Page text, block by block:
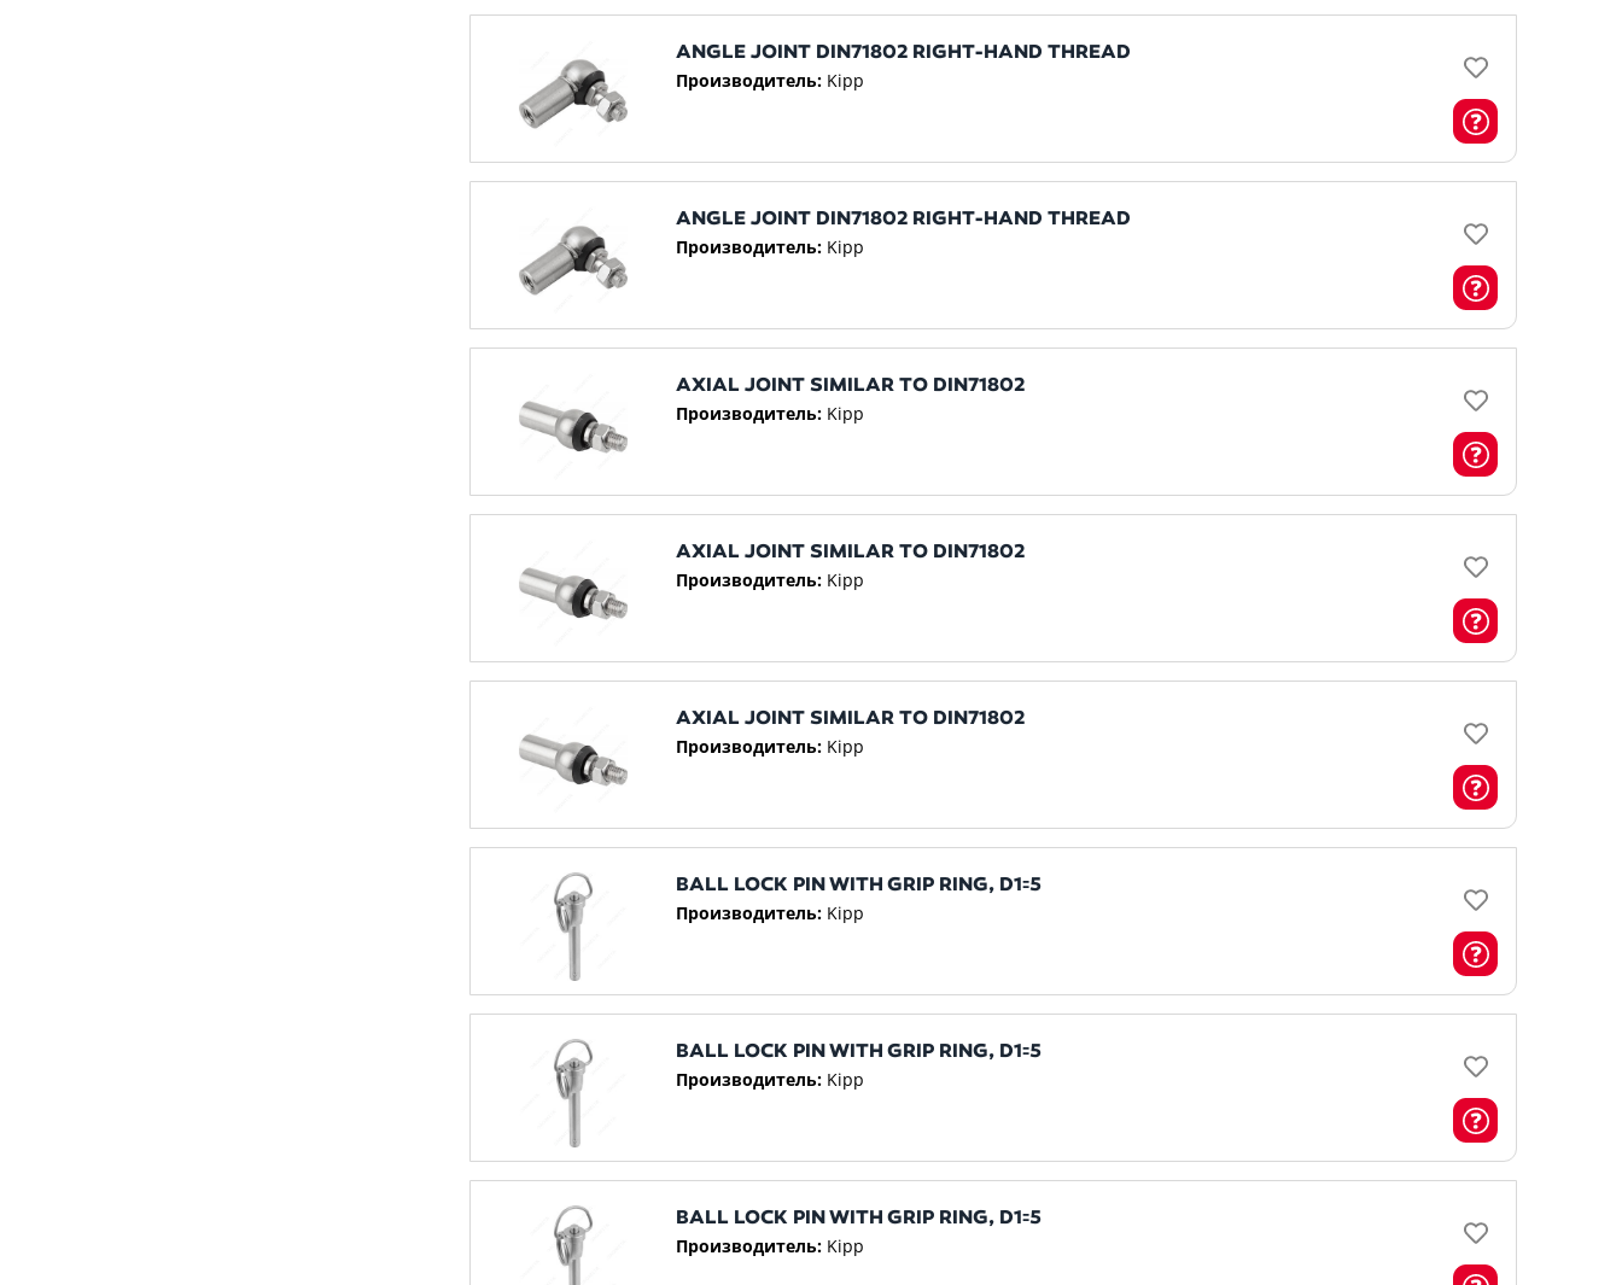
ANGLE JOINT DIN71802 RIGHT-HAND THREAD
Производитель: Kipp
ANGLE JOINT DIN71802 RIGHT-HAND THREAD
Производитель: Kipp
AXIAL JOINT SIMILAR TO DIN71802
Производитель: Kipp
AXIAL JOINT SIMILAR TO DIN71802
Производитель: Kipp
AXIAL JOINT SIMILAR TO DIN71802
Производитель: Kipp
BALL LOCK PIN WITH GRIP RING, D1꞊5
Производитель: Kipp
BALL LOCK PIN WITH GRIP RING, D1꞊5
Производитель: Kipp
BALL LOCK PIN WITH GRIP RING, D1꞊5
Производитель: Kipp